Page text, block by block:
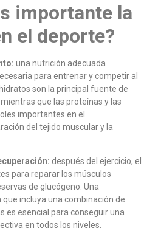
importante la
el deporte?
una nutrición adecuada
para entrenar y competir al
son la principal fuente de
que las proteínas y las
importantes en el
del tejido muscular y la
después del ejercicio, el
para reparar los músculos
de glucógeno. Una
incluya una combinación de
es esencial para conseguir una
en todos los niveles.